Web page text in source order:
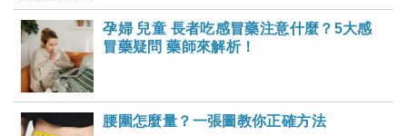
孕婦 兒童 長者吃感冒藥注意什麼？5大感
冒藥疑問 藥師來解析！
腰圍怎麼量？一張圖教你正確方法